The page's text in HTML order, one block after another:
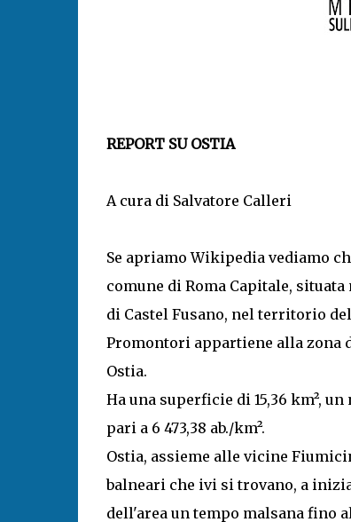
REPORT SU OSTIA
A cura di Salvatore Calleri
Se apriamo Wikipedia vediamo
comune di Roma Capitale,
di Castel Fusano, nel territorio
Promontori appartiene alla zona
Ostia.
Ha una superficie di 15,36 km²,
pari a 6 473,38 ab./km².
Ostia, assieme alle vicine
balneari che ivi si trovano, a
dell'area un tempo malsana fino